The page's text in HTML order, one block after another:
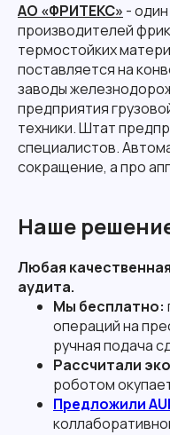
АО «ФРИТЕКС» -
производителей
термостойких
поставляется на
заводы
предприятия
техники. Штат
специалистов.
сокращение, а про
Наше
Любая
аудита.
Мы бесплатно:
операций на
ручная подача
Рассчитали
роботом
Предложили